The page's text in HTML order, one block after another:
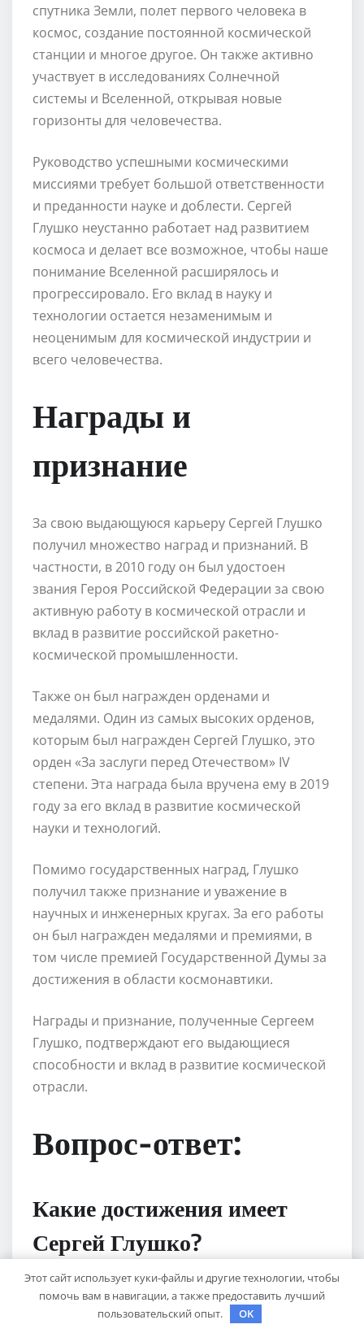
спутника Земли, полет первого человека в
космос, создание постоянной космической
станции и многое другое. Он также активно
участвует в исследованиях Солнечной
системы и Вселенной, открывая новые
горизонты для человечества.
Руководство успешными космическими
миссиями требует большой ответственности
и преданности науке и доблести. Сергей
Глушко неустанно работает над развитием
космоса и делает все возможное, чтобы наше
понимание Вселенной расширялось и
прогрессировало. Его вклад в науку и
технологии остается незаменимым и
неоценимым для космической индустрии и
всего человечества.
Награды и
признание
За свою выдающуюся карьеру Сергей Глушко
получил множество наград и признаний. В
частности, в 2010 году он был удостоен
звания Героя Российской Федерации за свою
активную работу в космической отрасли и
вклад в развитие российской ракетно-
космической промышленности.
Также он был награжден орденами и
медалями. Один из самых высоких орденов,
которым был награжден Сергей Глушко, это
орден «За заслуги перед Отечеством» IV
степени. Эта награда была вручена ему в 2019
году за его вклад в развитие космической
науки и технологий.
Помимо государственных наград, Глушко
получил также признание и уважение в
научных и инженерных кругах. За его работы
он был награжден медалями и премиями, в
том числе премией Государственной Думы за
достижения в области космонавтики.
Награды и признание, полученные Сергеем
Глушко, подтверждают его выдающиеся
способности и вклад в развитие космической
отрасли.
Вопрос-ответ:
Какие достижения имеет
Сергей Глушко?
Сергей Глушко, известный также как Тимати,
является российским рэп-исполнителем,
Этот сайт использует куки-файлы и другие технологии, чтобы
помочь вам в навигации, а также предоставить лучший
пользовательский опыт.
OK